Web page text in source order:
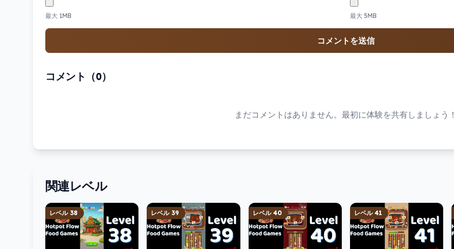
最大 1MB 最大 5MB
コメントを送信
コメント（0）
まだコメントはありません。最初に体験を共有しましょう！
関連レベル
レベル 38 レベル 39 レベル 40 レベル 41